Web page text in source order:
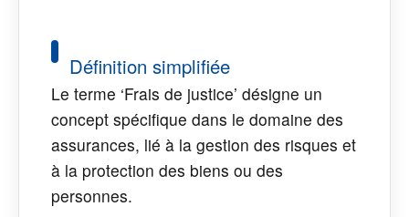
Définition simplifiée
Le terme ‘Frais de justice’ désigne un
concept spécifique dans le domaine des
assurances, lié à la gestion des risques et
à la protection des biens ou des
personnes.